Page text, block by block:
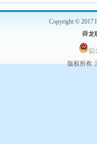
Copyright © 2017
舜龙
皖
版权所有: